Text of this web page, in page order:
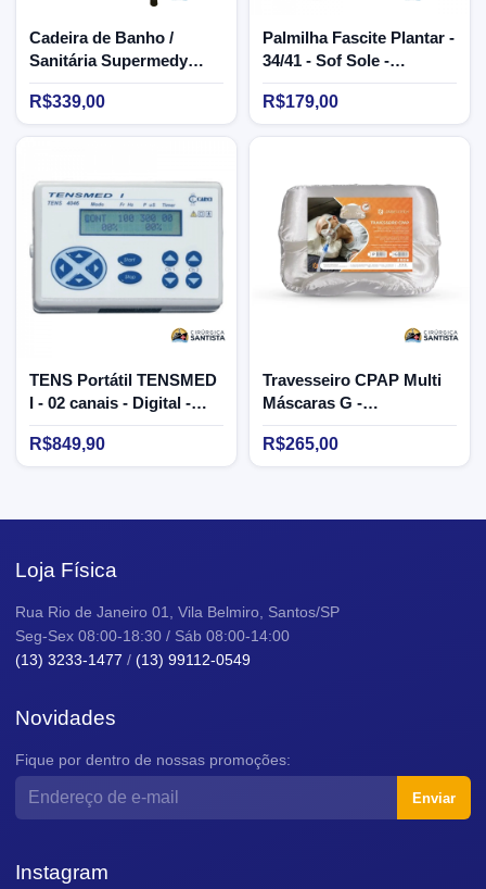
Cadeira de Banho /
Sanitária Supermedy
PLUS - 100kg
R$339,00
Palmilha Fascite Plantar -
34/41 - Sof Sole -
Feminina - Chantal
R$179,00
TENS Portátil TENSMED
I - 02 canais - Digital -
Bivolt
R$849,90
Travesseiro CPAP Multi
Máscaras G -
Longevitech
R$265,00
Loja Física
Rua Rio de Janeiro 01, Vila Belmiro, Santos/SP
Seg-Sex 08:00-18:30 / Sáb 08:00-14:00
(13) 3233-1477 / (13) 99112-0549
Novidades
Fique por dentro de nossas promoções:
Enviar
Instagram